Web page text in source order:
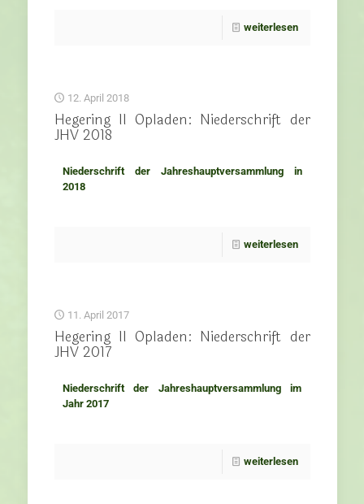
weiterlesen
12. April 2018
Hegering II Opladen: Niederschrift der
JHV 2018
Niederschrift der Jahreshauptversammlung in
2018
weiterlesen
11. April 2017
Hegering II Opladen: Niederschrift der
JHV 2017
Niederschrift der Jahreshauptversammlung im
Jahr 2017
weiterlesen